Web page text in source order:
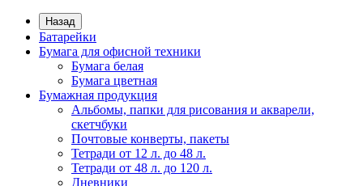
Назад
Батарейки
Бумага для офисной техники
Бумага белая
Бумага цветная
Бумажная продукция
Альбомы, папки для рисования и акварели,
скетчбуки
Почтовые конверты, пакеты
Тетради от 12 л. до 48 л.
Тетради от 48 л. до 120 л.
Дневники